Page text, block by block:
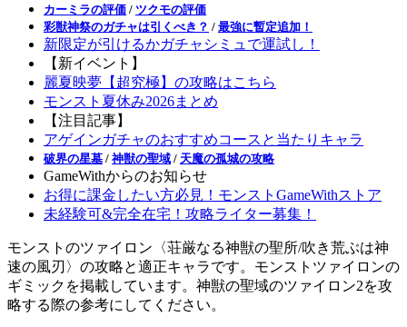
カーミラの評価 / ツクモの評価
彩獣神祭のガチャは引くべき？ / 最強に暫定追加！
新限定が引けるかガチャシミュで運試し！
【新イベント】
麗夏映夢【超究極】の攻略はこちら
モンスト夏休み2026まとめ
【注目記事】
アゲインガチャのおすすめコースと当たりキャラ
破界の星墓 / 神獣の聖域 / 天魔の孤城の攻略
GameWithからのお知らせ
お得に課金したい方必見！モンストGameWithストア
未経験可&完全在宅！攻略ライター募集！
モンストのツァイロン〈荘厳なる神獣の聖所/吹き荒ぶは神
速の風刃〉の攻略と適正キャラです。モンストツァイロンの
ギミックを掲載しています。神獣の聖域のツァイロン2を攻
略する際の参考にしてください。